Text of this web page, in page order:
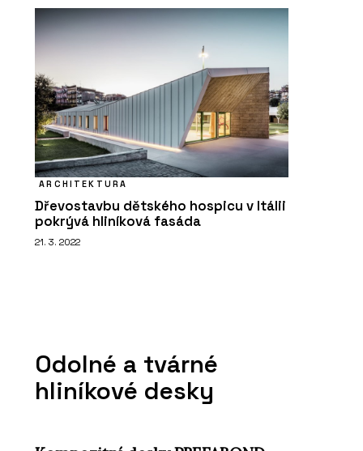
ARCHITEKTURA
Dřevostavbu dětského hospicu v Itálii
pokrývá hliníková fasáda
21. 3. 2022
Odolné a tvárné
hliníkové desky